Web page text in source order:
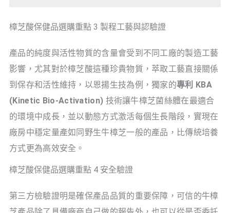
樟芝酸保健品選購重點 3 製程工藝與認驗證
產品的純度與活性物質的含量會受到不同工廠的製造工藝
影響，尤其對於樟芝酸這種珍貴物質，萃取工藝直接關係
到保存和活性維持，以恩揚生技為例，獨家的專利 KBA
(Kinetic Bio-Activation) 技術讓牛樟芝菌絲體在最適合
的環境中成長，並以動態方式激活每個生長階段，實現在
廠房中穩定量產如同野生牛樟芝一般的產品，比傳統培養
方式更為高效安全。
樟芝酸保健品選購重點 4 安全驗證
第三方檢驗證明是確保產品品質的重要保障，可信的牛樟